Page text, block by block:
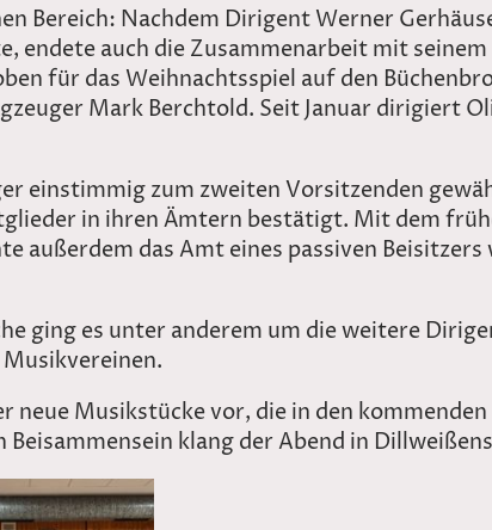
Bereich: Nachdem Dirigent Werner
endete auch die Zusammenarbeit mit
für das Weihnachtsspiel auf den
Mark Berchtold. Seit Januar dirigiert
einstimmig zum zweiten Vorsitzenden
in ihren Ämtern bestätigt. Mit dem
außerdem das Amt eines passiven
ging es unter anderem um die weitere
neue Musikstücke vor, die in den
klang der Abend in